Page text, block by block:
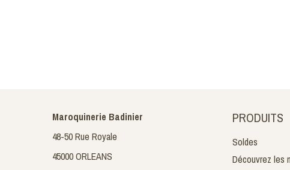
Maroquinerie Badinier
48-50 Rue Royale
45000 ORLEANS
PRODUITS
Soldes
Découvrez les